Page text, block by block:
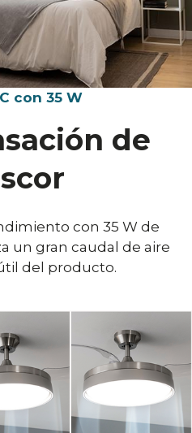
con 35 W
de
con 35 W de
un gran caudal de aire
del producto.